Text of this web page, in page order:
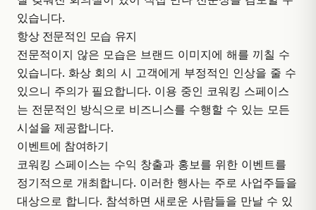
있습니다.
항상 전문적인 모습 유지
전문적이지 않은 모습은 브랜드 이미지에 해를 끼칠 수
있습니다. 화상 회의 시 고객에게 부정적인 인상을 줄 수
있으니 주의가 필요합니다. 이용 중인 코워킹 스페이스
는 전문적인 방식으로 비즈니스를 수행할 수 있는 모든
시설을 제공합니다.
이벤트에 참여하기
코워킹 스페이스는 수익 창출과 홍보를 위한 이벤트를
정기적으로 개최합니다. 이러한 행사는 주로 사업주들을
대상으로 합니다. 참석하면 새로운 사람들을 만날 수 있